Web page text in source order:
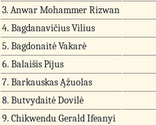
3. Anwar Mohammer Rizwan
4. Bagdanavičius Vilius
5. Bagdonaitė Vakarė
6. Balaišis Pijus
7. Barkauskas Ąžuolas
8. Butvydaitė Dovilė
9. Chikwendu Gerald Ifeanyi